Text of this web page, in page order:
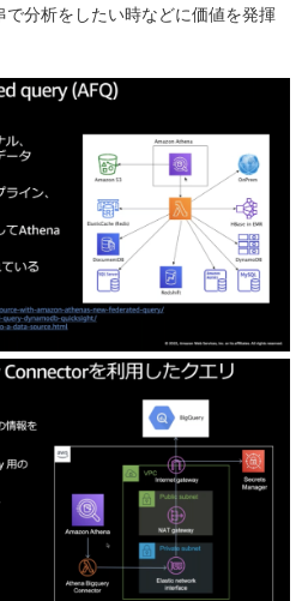
分析をしたい時などに価値を発揮